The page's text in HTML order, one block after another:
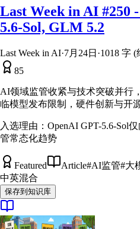
Last Week in AI #250
5.6-Sol, GLM 5.2
Last Week in AI·7月24日 ·1018 字 (
85
AI领域监管收紧与技术突破并行
临模型发布限制，硬件创新与开
入选理由： OpenAI GPT-5.6-Sol
管常态化趋势
Featured Article#AI监管#大
中英混合
保存到知识库